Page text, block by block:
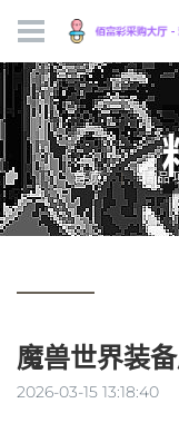
首页 精品
魔兽世界装
2026-03-15 13:18:40